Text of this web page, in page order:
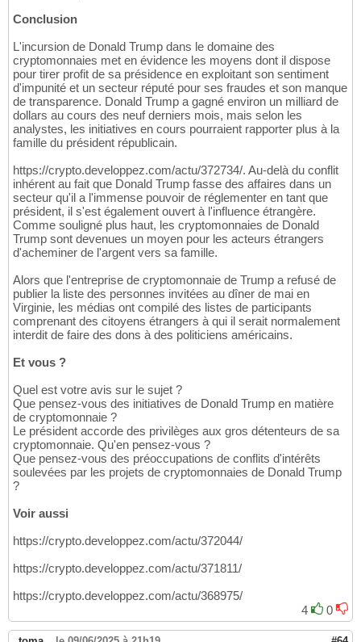
Conclusion
L'incursion de Donald Trump dans le domaine des
cryptomonnaies met en évidence les moyens dont il dispose
pour tirer profit de sa présidence en exploitant son sentiment
d'impunité et un secteur réputé pour ses fraudes et son manque
de transparence. Donald Trump a gagné environ un milliard de
dollars au cours des neuf derniers mois, mais selon les
analystes, les initiatives en cours pourraient rapporter plus à la
famille du président républicain.
https://crypto.developpez.com/actu/372734/. Au-delà du conflit
inhérent au fait que Donald Trump fasse des affaires dans un
secteur qu'il a l'immense pouvoir de réglementer en tant que
président, il s'est également ouvert à l'influence étrangère.
Comme souligné plus haut, les cryptomonnaies de Donald
Trump sont devenues un moyen pour les acteurs étrangers
d'acheminer de l'argent vers sa famille.
Alors que l'entreprise de cryptomonnaie de Trump a refusé de
publier la liste des personnes invitées au dîner de mai en
Virginie, les médias ont compilé des listes de participants
comprenant des citoyens étrangers à qui il serait normalement
interdit de faire des dons à des politiciens américains.
Et vous ?
Quel est votre avis sur le sujet ?
Que pensez-vous des initiatives de Donald Trump en matière
de cryptomonnaie ?
Le président accorde des privilèges aux gros détenteurs de sa
cryptomonnaie. Qu'en pensez-vous ?
Que pensez-vous des préoccupations de conflits d'intérêts
soulevées par les projets de cryptomonnaies de Donald Trump
?
Voir aussi
https://crypto.developpez.com/actu/372044/
https://crypto.developpez.com/actu/371811/
https://crypto.developpez.com/actu/368975/
4
0